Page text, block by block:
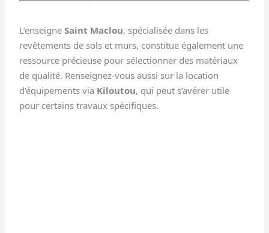
L’enseigneSaint Maclou, spécialisée dans les
revêtements de sols et murs, constitue également une
ressource précieuse pour sélectionner des matériaux
de qualité. Renseignez-vous aussi sur la location
d’équipements via Kiloutou, qui peut s’avérer utile
pour certains travaux spécifiques.